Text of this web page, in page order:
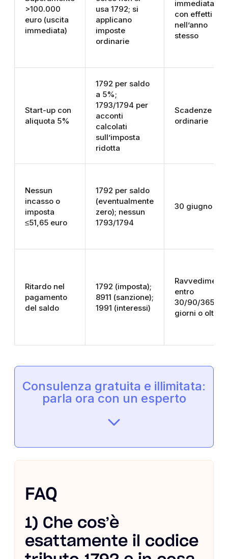
>100.000
euro (uscita
immediata)
usa 1792; si
applicano
imposte
ordinarie
immediata
con effetti
nell’anno
stesso
Start-up con
aliquota 5%
1792 per saldo
a 5%;
1793/1794 per
acconti
calcolati
sull’imposta
ridotta
Scadenze
ordinarie
Nessun
incasso o
imposta
≤51,65 euro
1792 per saldo
(eventualmente
zero); nessun
1793/1794
30 giugno
Ritardo nel
pagamento
del saldo
1792 (imposta);
8911 (sanzione);
1991 (interessi)
Ravvedimento
entro
30/90/365
giorni o oltre
Consulenza gratuita e illimitata:
parla ora con un esperto
FAQ
1) Che cos’è
esattamente il codice